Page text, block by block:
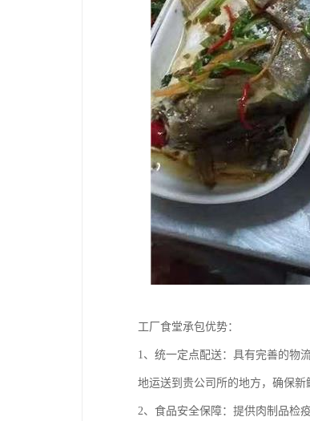
工厂食堂承包优势：
1、统一定点配送：具有完善的物
地运送到贵公司所的地方，确保新
2、食品安全保障：提供肉制品检